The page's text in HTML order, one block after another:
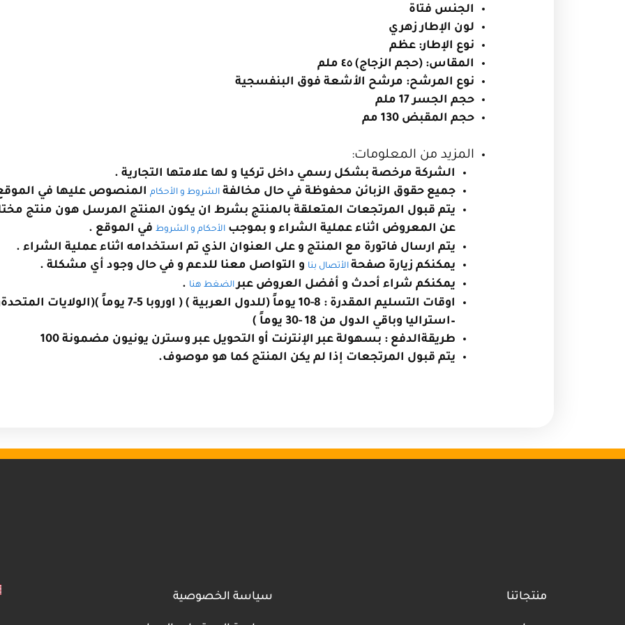
الجنس فتاة
لون الإطار زهري
نوع الإطار: عظم
المقاس: (حجم الزجاج) ٤٥ ملم
نوع المرشح: مرشح الأشعة فوق البنفسجية
حجم الجسر 17 ملم
حجم المقبض 130 مم
المزيد من المعلومات:
الشركة مرخصة بشكل رسمي داخل تركيا و لها علامتها التجارية .
جميع حقوق الزبائن محفوظة في حال مخالفة الشروط و الأحكام المنصوص عليها في
يتم قبول المرتجعات المتعلقة بالمنتج بشرط ان يكون المنتج المرسل هون منتج
عن المعروض اثناء عملية الشراء و بموجب الأحكام و الشروط في الموقع .
يتم ارسال فاتورة مع المنتج و على العنوان الذي تم استخدامه اثناء عملية الشراء .
يمكنكم زيارة صفحة الأتصال بنا و التواصل معنا للدعم و في حال وجود أي مشكلة .
يمكنكم شراء أحدث و أفضل العروض عبر الضغط هنا .
اوقات التسليم المقدرة : 8-10 يوماً (للدول العربية ) ( اوروبا 5-7 يوماً
–استراليا وباقي الدول من 18 -30 يوماً )
طريقةالدفع : بسهولة عبر الإنترنت أو التحويل عبر وسترن يونيون مضمونة 100
يتم قبول المرتجعات إذا لم يكن المنتج كما هو موصوف.
منتجاتنا سياسة الخصوصية